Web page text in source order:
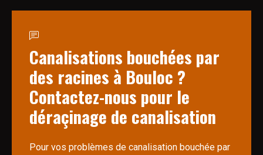
Canalisations bouchées par
des racines à Bouloc ?
Contactez-nous pour le
déraçinage de canalisation
Pour vos problèmes de canalisation bouchée par